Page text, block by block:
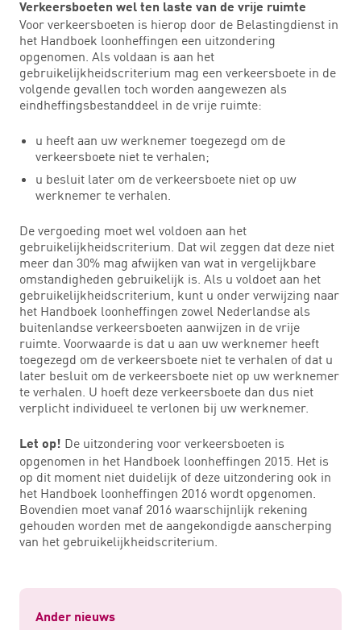
Verkeersboeten wel ten laste van de vrije ruimte
Voor verkeersboeten is hierop door de Belastingdienst in
het Handboek loonheffingen een uitzondering
opgenomen. Als voldaan is aan het
gebruikelijkheidscriterium mag een verkeersboete in de
volgende gevallen toch worden aangewezen als
eindheffingsbestanddeel in de vrije ruimte:
u heeft aan uw werknemer toegezegd om de
verkeersboete niet te verhalen;
u besluit later om de verkeersboete niet op uw
werknemer te verhalen.
De vergoeding moet wel voldoen aan het
gebruikelijkheidscriterium. Dat wil zeggen dat deze niet
meer dan 30% mag afwijken van wat in vergelijkbare
omstandigheden gebruikelijk is. Als u voldoet aan het
gebruikelijkheidscriterium, kunt u onder verwijzing naar
het Handboek loonheffingen zowel Nederlandse als
buitenlandse verkeersboeten aanwijzen in de vrije
ruimte. Voorwaarde is dat u aan uw werknemer heeft
toegezegd om de verkeersboete niet te verhalen of dat u
later besluit om de verkeersboete niet op uw werknemer
te verhalen. U hoeft deze verkeersboete dan dus niet
verplicht individueel te verlonen bij uw werknemer.
Let op! De uitzondering voor verkeersboeten is
opgenomen in het Handboek loonheffingen 2015. Het is
op dit moment niet duidelijk of deze uitzondering ook in
het Handboek loonheffingen 2016 wordt opgenomen.
Bovendien moet vanaf 2016 waarschijnlijk rekening
gehouden worden met de aangekondigde aanscherping
van het gebruikelijkheidscriterium.
Ander nieuws